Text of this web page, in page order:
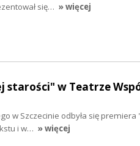
się… » więcej
w Teatrze
w Szczecinie odbyła się
i w… » więcej